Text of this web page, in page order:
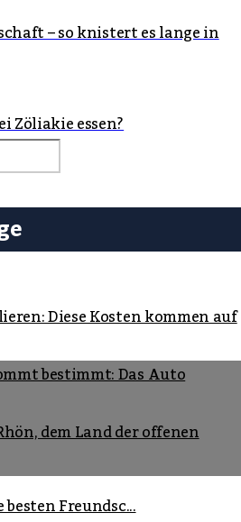
– so knistert es lange in
Zöliakie essen?
Diese Kosten kommen auf
bestimmt: Das Auto
dem Land der offenen
Freundsc...